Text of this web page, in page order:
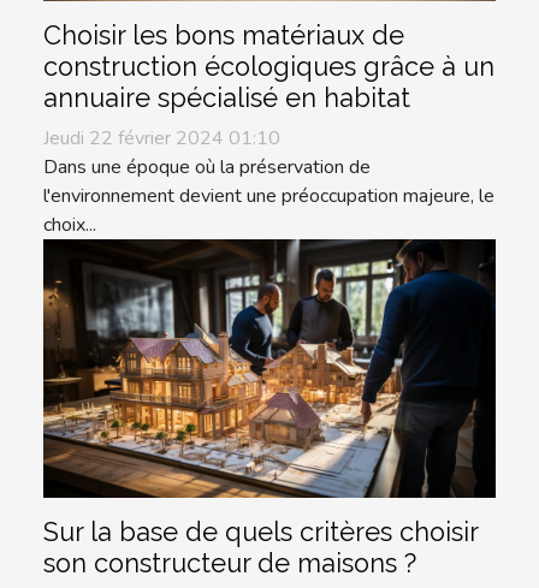
Choisir les bons matériaux de
construction écologiques grâce à un
annuaire spécialisé en habitat
Jeudi 22 février 2024 01:10
Dans une époque où la préservation de
l'environnement devient une préoccupation majeure, le
choix...
Sur la base de quels critères choisir
son constructeur de maisons ?